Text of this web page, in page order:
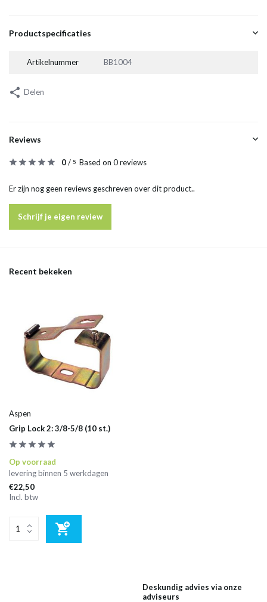
Productspecificaties
Artikelnummer BB1004
Delen
Reviews
0/ 5 Based on 0 reviews
Er zijn nog geen reviews geschreven over dit product..
Schrijf je eigen review
Recent bekeken
Aspen
Grip Lock 2: 3/8-5/8 (10 st.)
Op voorraad
levering binnen 5 werkdagen
€22,50
Incl. btw
Deskundig advies via onze
adviseurs